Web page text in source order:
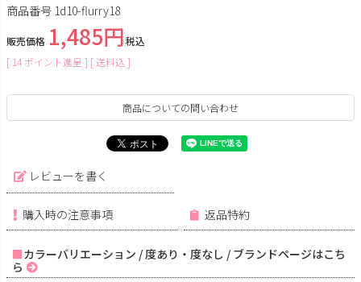
商品番号 1d10-flurry18
販売価格 1,485
税込
[ 14 ポイント進呈 ] 送料込
商品についての問い合わせ
レビューを書く
購入時の注意事項 返品特約
カラーバリエーション / 度あり・度なし / ブランドページはこち
ら